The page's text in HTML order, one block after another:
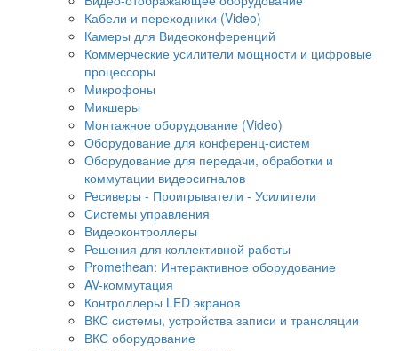
Кабели и переходники (Video)
Камеры для Видеоконференций
Коммерческие усилители мощности и цифровые
процессоры
Микрофоны
Микшеры
Монтажное оборудование (Video)
Оборудование для конференц-систем
Оборудование для передачи, обработки и
коммутации видеосигналов
Ресиверы - Проигрыватели - Усилители
Системы управления
Видеоконтроллеры
Решения для коллективной работы
Promethean: Интерактивное оборудование
AV-коммутация
Контроллеры LED экранов
ВКС системы, устройства записи и трансляции
ВКС оборудование